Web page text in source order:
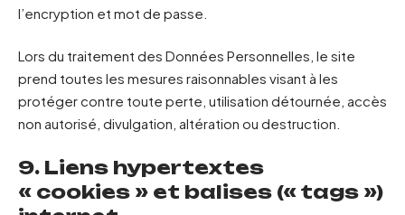
l’encryption et mot de passe.
Lors du traitement des Données Personnelles, le site
prend toutes les mesures raisonnables visant à les
protéger contre toute perte, utilisation détournée, accès
non autorisé, divulgation, altération ou destruction.
9. Liens hypertextes
« cookies » et balises (« tags »)